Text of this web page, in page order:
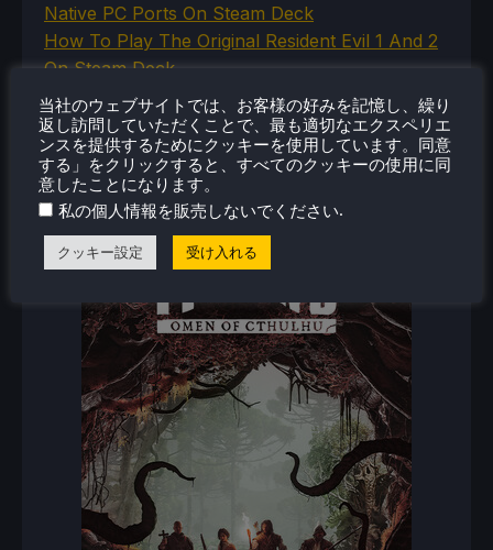
Native PC Ports On Steam Deck
How To Play The Original Resident Evil 1 And 2
On Steam Deck
新着レビュー
当社のウェブサイトでは、お客様の好みを記憶し、繰り
返し訪問していただくことで、最も適切なエクスペリエ
ンスを提供するためにクッキーを使用しています。同意
する」をクリックすると、すべてのクッキーの使用に同
意したことになります。
私の個人情報を販売しないでください.
クッキー設定 受け入れる